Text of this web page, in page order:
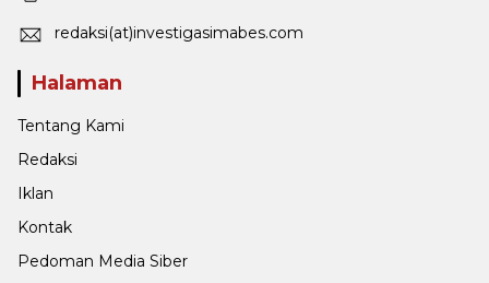
redaksi(at)investigasimabes.com
Halaman
Tentang Kami
Redaksi
Iklan
Kontak
Pedoman Media Siber